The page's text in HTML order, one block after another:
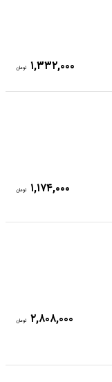
۱,۳۳۲,۰۰۰ تومان
۱,۱۷۴,۰۰۰ تومان
۲,۸۰۸,۰۰۰ تومان